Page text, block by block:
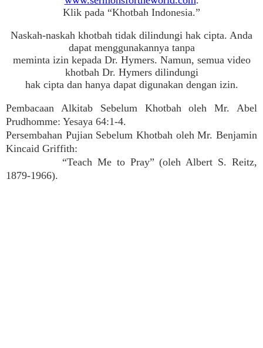
Klik pada “Khotbah Indonesia.”
Naskah-naskah khotbah tidak dilindungi hak cipta. Anda
dapat menggunakannya tanpa
meminta izin kepada Dr. Hymers. Namun, semua video
khotbah Dr. Hymers dilindungi
hak cipta dan hanya dapat digunakan dengan izin.
Pembacaan Alkitab Sebelum Khotbah oleh Mr. Abel
Prudhomme: Yesaya 64:1-4.
Persembahan Pujian Sebelum Khotbah oleh Mr. Benjamin
Kincaid Griffith:
“Teach Me to Pray” (oleh Albert S. Reitz,
1879-1966).